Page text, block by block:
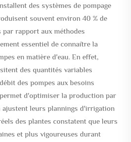
des systèmes de pompage
souvent environ 40 % de
rapport aux méthodes
essentiel de connaître la
en matière d'eau. En effet,
des quantités variables
des pompes aux besoins
d'optimiser la production par
ajustent leurs plannings d'irrigation
des plantes constatent que leurs
et plus vigoureuses durant